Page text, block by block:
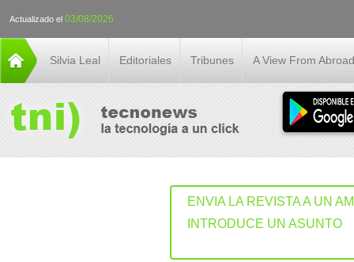
Actualizado el 03/08/2026
Silvia Leal Editoriales Tribunes A View From Abroad
ENVIA LA REVISTA A UN
INTRODUCE UN ASUNTO